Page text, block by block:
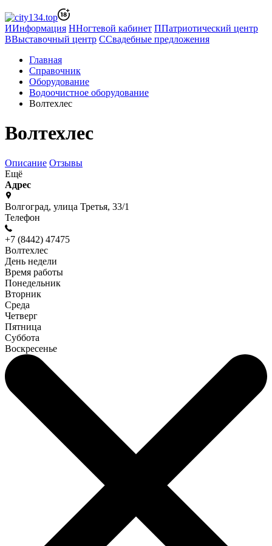
ИИнформация ННогтевой кабинет ППатриотический центр
ВВыставочный центр ССвадебные предложения
Главная
Справочник
Оборудование
Водоочистное оборудование
Волтехлес
Волтехлес
Описание Отзывы
Ещё
Адрес
Волгоград, улица Третья, 33/1
Телефон
+7 (8442) 47475
Волтехлес
День недели
Время работы
Понедельник
Вторник
Среда
Четверг
Пятница
Суббота
Воскресенье